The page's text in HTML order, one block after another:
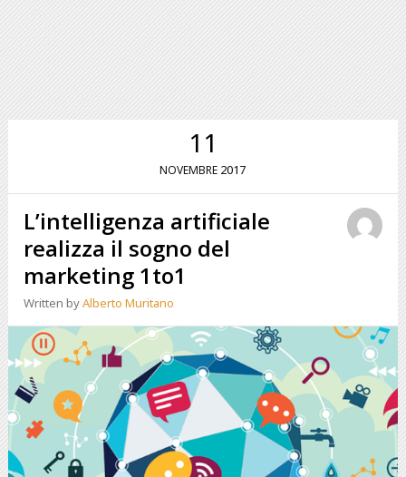
11
NOVEMBRE 2017
L’intelligenza artificiale
realizza il sogno del
marketing 1to1
Written byAlberto Muritano